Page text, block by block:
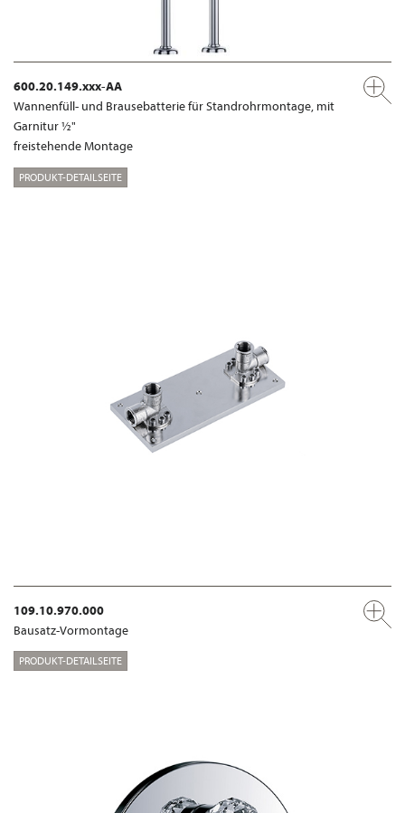
600.20.149.xxx-AA
Wannenfüll- und Brausebatterie für Standrohrmontage, mit
Garnitur ½"
freistehende Montage
PRODUKT-DETAILSEITE
109.10.970.000
Bausatz-Vormontage
PRODUKT-DETAILSEITE